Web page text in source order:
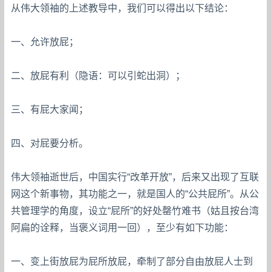
从伟大领袖的上述教导中，我们可以得出以下结论：
一、允许放屁；
二、放屁有利（隐语：可以引蛇出洞）；
三、有屁大家闻；
四、对屁要分析。
伟大领袖逝世后，中国实行“改革开放”，后来又出现了互联
网这个新事物，其功能之一，就是国人的“公共屁所”。从公
共管理学的角度，设立“屁所”的好处罄竹难书（姑且按台湾
阿扁的诠释，当褒义词用一回），至少有如下功能：
一、变上街放屁为屁所放屁，牵制了部分自由放屁人士到